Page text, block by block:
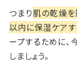
つまり肌の乾燥
以内に保湿ケアす
ープするために
しましょう。